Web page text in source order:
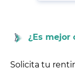
¿Es mejor
Solicita tu